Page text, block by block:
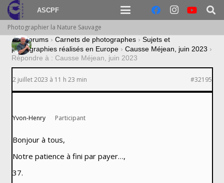
ASCPF
Photographier la Nature Sauvage
› Forums › Carnets de photographes › Sujets et
photographies réalisés en Europe › Causse Méjean, juin 2023 ›
Répondre à : Causse Méjean, juin 2023
2 juillet 2023 à 11 h 23 min #32195
Yvon-Henry Participant
Bonjour à tous,
Notre patience à fini par payer…,
37.